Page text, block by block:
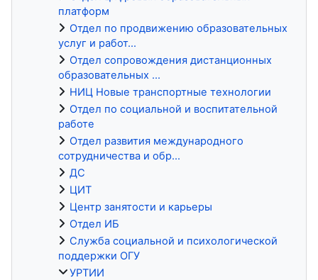
платформ
Отдел по продвижению образовательных
услуг и работ...
Отдел сопровождения дистанционных
образовательных ...
НИЦ Новые транспортные технологии
Отдел по социальной и воспитательной
работе
Отдел развития международного
сотрудничества и обр...
ДС
ЦИТ
Центр занятости и карьеры
Отдел ИБ
Служба социальной и психологической
поддержки ОГУ
УРТИИ